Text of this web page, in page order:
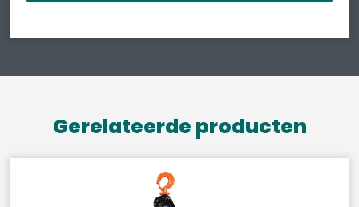
Gerelateerde producten